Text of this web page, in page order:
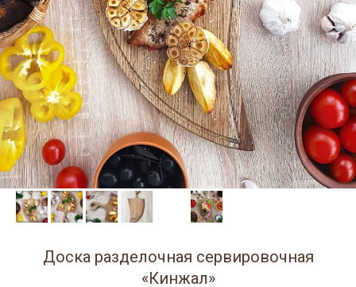
Доска разделочная сервировочная
«Кинжал»